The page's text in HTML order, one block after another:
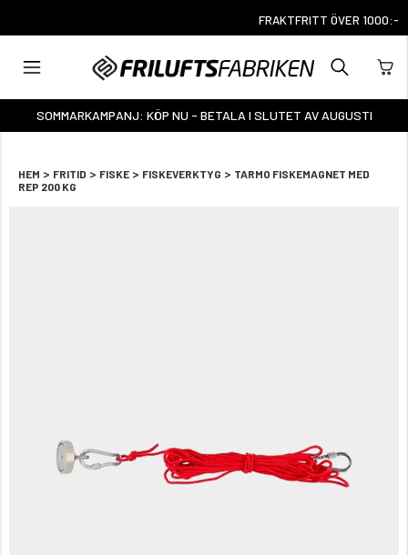
FRAKTFRITT ÖVER 1000:-
SOMMARKAMPANJ: KÖP NU - BETALA I SLUTET AV AUGUSTI
HEM > FRITID > FISKE > FISKEVERKTYG > TARMO FISKEMAGNET MED
REP 200 KG